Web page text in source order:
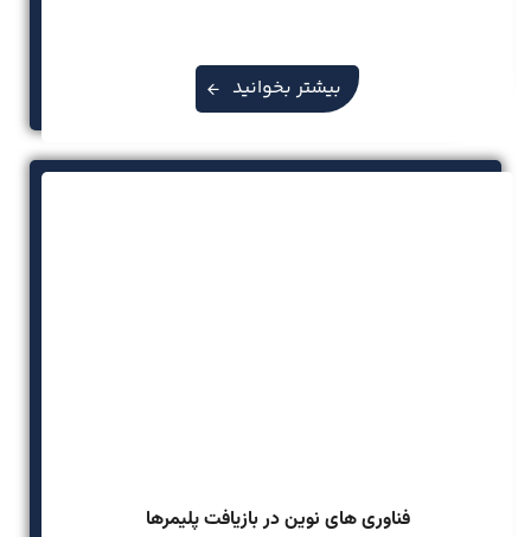
بیشتر بخوانید
فناوری های نوین در بازیافت پلیمرها